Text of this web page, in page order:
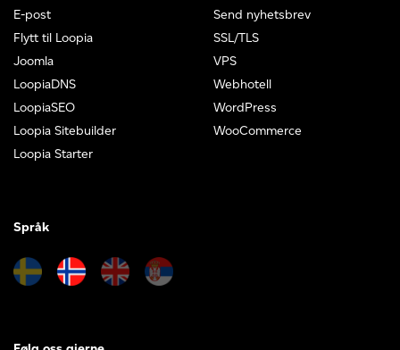
E-post
Flytt til Loopia
Joomla
LoopiaDNS
LoopiaSEO
Loopia Sitebuilder
Loopia Starter
Send nyhetsbrev
SSL/TLS
VPS
Webhotell
WordPress
WooCommerce
Språk